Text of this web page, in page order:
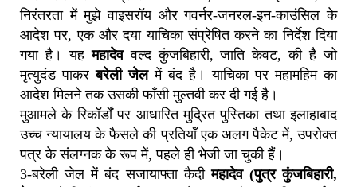
निरंतरता में मुझे वाइसरॉय और गवर्नर-जनरल-इन-काउंसिल के
आदेश पर, एक और दया याचिका संप्रेषित करने का निर्देश दिया
गया है। यहमहादेववल्द कुंजबिहारी, जाति केवट, की है जो
मृत्युदंड पाकरबरेली जेलमें बंद है। याचिका पर महामहिम का
आदेश मिलने तक उसकी फाँसी मुल्तवी कर दी गई है।
मुआमले के रिकॉर्डों पर आधारित मुद्रित पुस्तिका तथा इलाहाबाद
उच्च न्यायालय के फैसले की प्रतियाँ एक अलग पैकेट में, उपरोक्त
पत्र के संलग्नक के रूप में, पहले ही भेजी जा चुकी हैं।
3-बरेली जेल में बंद सजायाफ्ता कैदीमहादेव (पुत्र कुंजबिहारी,